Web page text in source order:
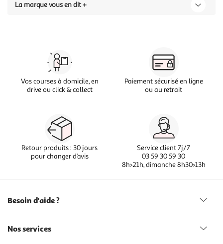
La marque vous en dit +
Vos courses à domicile, en
drive ou click & collect
Paiement sécurisé en ligne
ou au retrait
Retour produits : 30 jours
pour changer d’avis
Service client 7j/7
03 59 30 59 30
8h>21h, dimanche 8h30>13h
Besoin d'aide ?
Nos services